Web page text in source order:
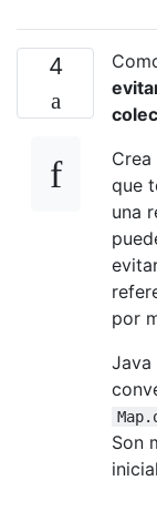
4
que
una
por
Java
Son